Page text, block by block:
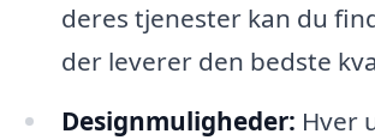
deres tjenester kan du
der leverer den bedste
Designmuligheder: Hver